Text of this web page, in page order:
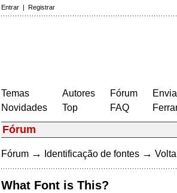
Entrar | Registrar
Temas
Novidades
Autores
Top
Fórum
FAQ
Fórum
Fórum → Identificação de fontes →
What Font is This?